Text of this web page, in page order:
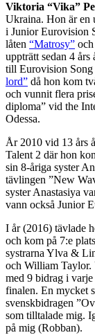
Viktoria “Vika”
Ukraina. Hon är en
i Junior Eurovision
låten “Matrosy”
uppträtt sedan 4
till Eurovision Song
lord” då hon kom
och vunnit flera
diploma” vid the
Odessa.
År 2010 vid 13 års
Talent 2 där hon
sin 8-åriga syster
tävlingen ”New
syster Anastasiya
vann också Junior
I år (2016) tävlade
och kom på 7:e
systrarna Ylva &
och William Taylor.
med 9 bidrag i
finalen. En mycket
svenskbidragen
som tilltalade mig.
på mig (Robban).